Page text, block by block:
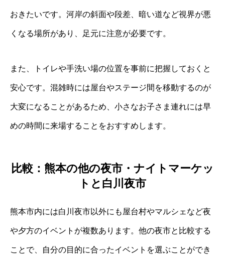
おきたいです。河岸の斜面や段差、暗い道など視界が悪
くなる場所があり、足元に注意が必要です。
また、トイレや手洗い場の位置を事前に把握しておくと
安心です。混雑時には屋台やステージ間を移動するのが
大変になることがあるため、小さなお子さま連れには早
めの時間に来場することをおすすめします。
比較：熊本の他の夜市・ナイトマーケッ
トと白川夜市
熊本市内には白川夜市以外にも屋台村やマルシェなど夜
や夕方のイベントが複数あります。他の夜市と比較する
ことで、自分の目的に合ったイベントを選ぶことができ